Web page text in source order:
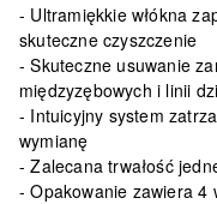
Ultramiękkie włókna
skuteczne czyszczenie
Skuteczne usuwanie
międzyzębowych i linii
Intuicyjny system
wymianę
Zalecana trwałość
Opakowanie zawiera 4